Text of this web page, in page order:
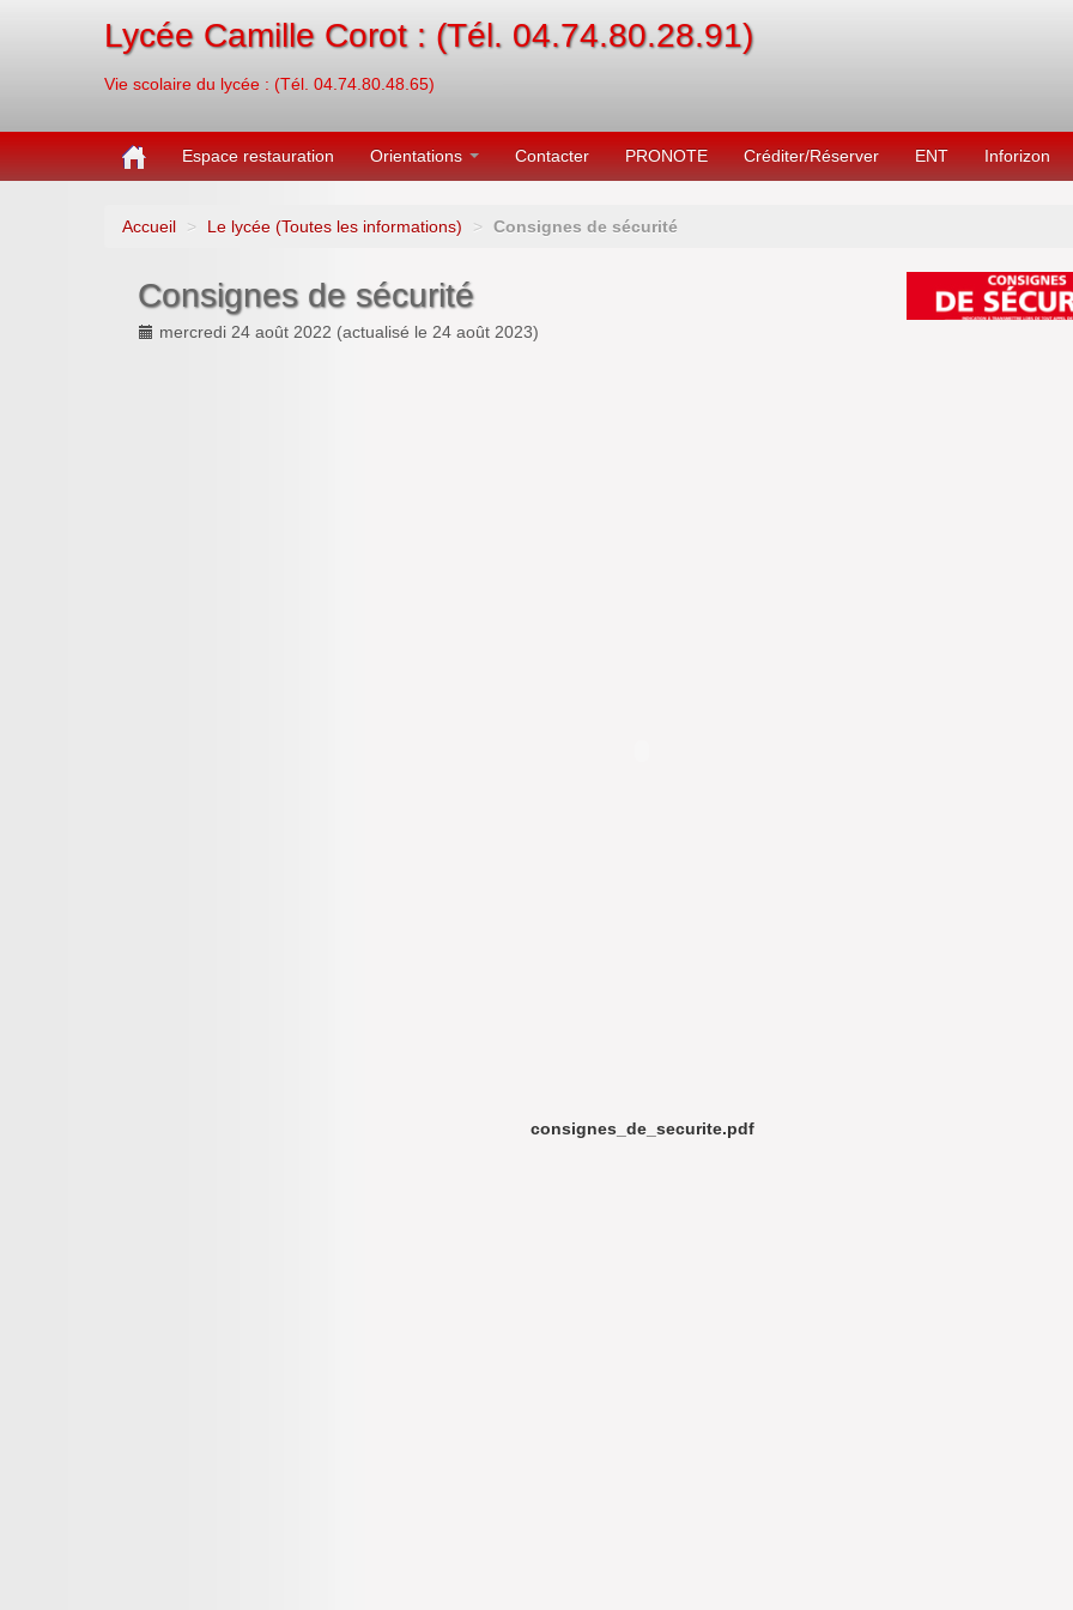
Lycée Camille Corot : (Tél. 04.74.80.28.91)
Vie scolaire du lycée : (Tél. 04.74.80.48.65)
Espace restauration Orientations Contacter PRONOTE Créditer/Réserver ENT Inforizon
Accueil > Le lycée (Toutes les informations) > Consignes de sécurité
Consignes de sécurité
mercredi 24 août 2022 (actualisé le 24 août 2023)
consignes_de_securite.pdf